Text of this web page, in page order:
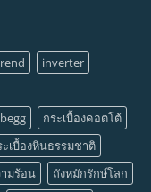
inverter
กระเบื้องคอตโต้
ะเบื้องหินธรรมชาติ
มร้อน
ถังหมักรักษ์โลก